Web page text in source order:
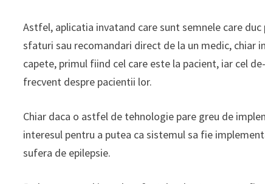
Astfel, aplicatia invatand care sunt semnele care
sfaturi sau recomandari direct de la un medic, chiar
capete, primul fiind cel care este la pacient, iar cel
frecvent despre pacientii lor.
Chiar daca o astfel de tehnologie pare greu de
interesul pentru a putea ca sistemul sa fie
sufera de epilepsie.